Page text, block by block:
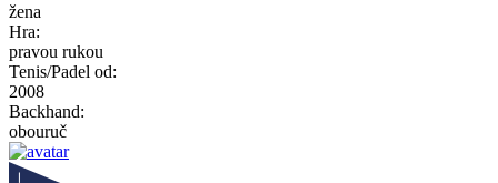
žena
Hra:
pravou rukou
Tenis/Padel od:
2008
Backhand:
obouruč